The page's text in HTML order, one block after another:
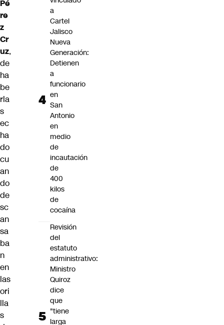
Pé
re
z
Cr
uz,
de
ha
be
rla
s
ec
ha
do
cu
an
do
de
sc
an
sa
ba
n
en
las
ori
lla
s
a
Cartel
Jalisco
Nueva
Generación:
Detienen
a
funcionario
en
San
Antonio
en
medio
de
incautación
de
400
kilos
de
cocaína
Revisión
del
estatuto
administrativo:
Ministro
Quiroz
dice
que
"tiene
larga